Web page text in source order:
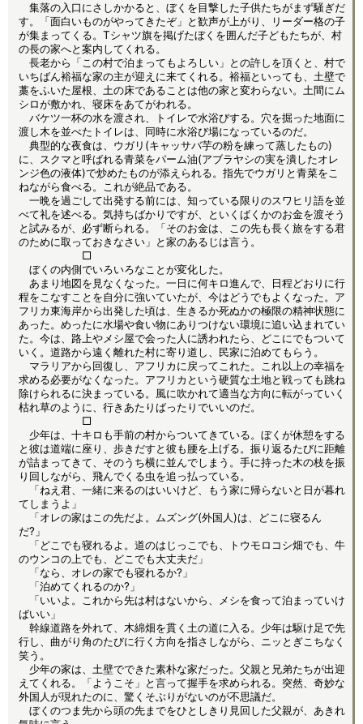
集落の入口にさしかかると、ぼくを目撃した子供たちがまず騒ぎだ
す。「面白いものがやってきたぞ」と歓声が上がり、リーダー格の子
が集まってくる。Tシャツ旗を掲げたぼくを囲んだ子どもたちが、村
の長の家へと案内してくれる。
長老から「この村で泊まってもよろしい」との許しを頂くと、村で
いちばん裕福な家の主が迎えに来てくれる。裕福といっても、土壁で
藁をふいた屋根、土の床であることは他の家と変わらない。土間にム
シロが敷かれ、寝床をあてがわれる。
バケツ一杯の水を渡され、トイレで水浴びする。穴を掘った地面に
渡し木を並べたトイレは、同時に水浴び場になっているのだ。
典型的な夜食は、ウガリ(キャッサバ芋の粉を練って蒸したもの)
に、スクマと呼ばれる青菜をパーム油(アブラヤシの実を潰したオレ
ンジ色の液体)で炒めたものが添えられる。指先でウガリと青菜をこ
ねながら食べる。これが絶品である。
一晩を過ごして出発する前には、知っている限りのスワヒリ語を並
べて礼を述べる。気持ちばかりですが、といくばくかのお金を渡そう
と試みるが、必ず断られる。「そのお金は、この先も長く旅をする君
のために取っておきなさい」と家のあるじは言う。
□
ぼくの内側でいろいろなことが変化した。
あまり地図を見なくなった。一日に何キロ進んで、日程どおりに行
程をこなすことを自分に強いていたが、今はどうでもよくなった。ア
フリカ東海岸から出発した頃は、生きるか死ぬかの極限の精神状態に
あった。めったに水場や食い物にありつけない環境に追い込まれてい
た。今は、路上やメシ屋で会った人に誘われたら、どこにでもついて
いく。道路から遠く離れた村に寄り道し、民家に泊めてもらう。
マラリアから回復し、アフリカに戻ってこれた。これ以上の幸福を
求める必要がなくなった。アフリカという硬質な土地と戦っても跳ね
除けられるに決まっている。風に吹かれて適当な方向に転がっていく
枯れ草のように、行きあたりばったりでいいのだ。
□
少年は、十キロも手前の村からついてきている。ぼくが休憩をする
と彼は道端に座り、歩きだすと彼も腰を上げる。振り返るたびに距離
が詰まってきて、そのうち横に並んでしまう。手に持った木の枝を振
り回しながら、飛んでくる虫を追っ払っている。
「ねえ君、一緒に来るのはいいけど、もう家に帰らないと日が暮れ
てしまうよ」
「オレの家はこの先だよ。ムズング(外国人)は、どこに寝るん
だ?」
「どこでも寝れるよ。道のはじっこでも、トウモロコシ畑でも、牛
のウンコの上でも、どこでも大丈夫だ」
「なら、オレの家でも寝れるか?」
「泊めてくれるのか?」
「いいよ。これから先は村はないから、メシを食って泊まっていけ
ばいい」
幹線道路を外れて、木綿畑を貫く土の道に入る。少年は駆け足で先
行し、曲がり角のたびに行く方向を指さしながら、ニッとぎこちなく
笑う。
少年の家は、土壁でできた素朴な家だった。父親と兄弟たちが出迎
えてくれる。「ようこそ」と言って握手を求められる。突然、奇妙な
外国人が現れたのに、驚くそぶりがないのが不思議だ。
ぼくのつま先から頭の先までをひとしきり見回した父親が、あきれ